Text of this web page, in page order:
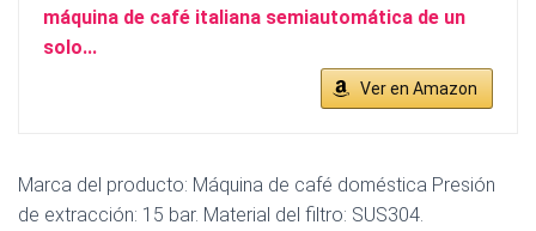
máquina de café italiana semiautomática de un
solo...
Ver en Amazon
Marca del producto: Máquina de café doméstica Presión
de extracción: 15 bar. Material del filtro: SUS304.